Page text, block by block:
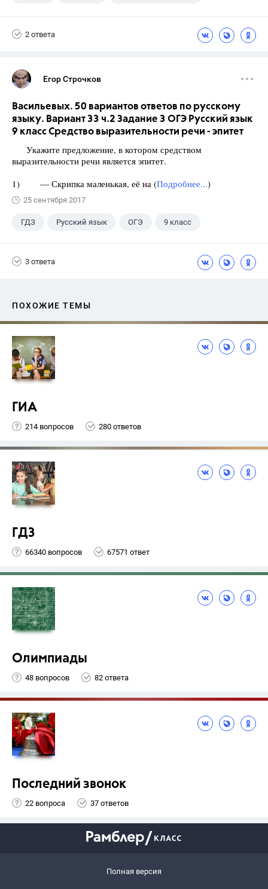
2 ответа
Егор Строчков
Васильевых. 50 вариантов ответов по русскому
языку. Вариант 33 ч.2 Задание 3 ОГЭ Русский язык
9 класс Средство выразительности речи - эпитет
Укажите предложение, в котором средством
выразительности речи является эпитет.
1) — Скрипка маленькая, её на (Подробнее...)
25 сентября 2017
ГДЗ Русский язык ОГЭ 9 класс
3 ответа
ПОХОЖИЕ ТЕМЫ
ГИА
214 вопросов 280 ответов
ГДЗ
66340 вопросов 67571 ответ
Олимпиады
48 вопросов 82 ответа
Последний звонок
22 вопроса 37 ответов
Полная версия